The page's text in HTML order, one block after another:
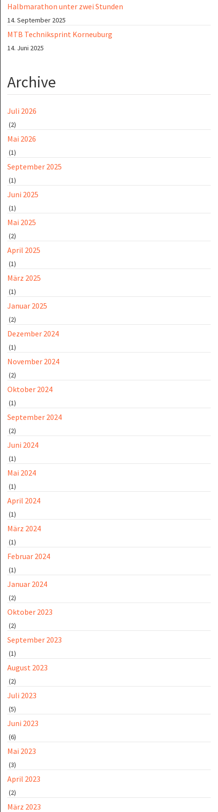
Halbmarathon unter zwei Stunden
14. September 2025
MTB Techniksprint Korneuburg
14. Juni 2025
Archive
Juli 2026
(2)
Mai 2026
(1)
September 2025
(1)
Juni 2025
(1)
Mai 2025
(2)
April 2025
(1)
März 2025
(1)
Januar 2025
(2)
Dezember 2024
(1)
November 2024
(2)
Oktober 2024
(1)
September 2024
(2)
Juni 2024
(1)
Mai 2024
(1)
April 2024
(1)
März 2024
(1)
Februar 2024
(1)
Januar 2024
(2)
Oktober 2023
(2)
September 2023
(1)
August 2023
(2)
Juli 2023
(5)
Juni 2023
(6)
Mai 2023
(3)
April 2023
(2)
März 2023